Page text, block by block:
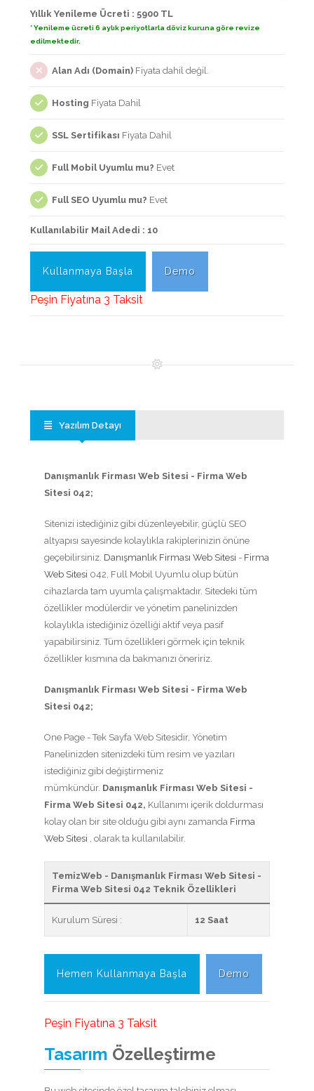
Yıllık Yenileme Ücreti : 5900 TL
* Yenileme ücreti 6 aylık periyotlarla döviz kuruna göre revize
edilmektedir.
Alan Adı (Domain) Fiyata dahil değil.
Hosting Fiyata Dahil
SSL Sertifikası Fiyata Dahil
Full Mobil Uyumlu mu? Evet
Full SEO Uyumlu mu? Evet
Kullanılabilir Mail Adedi : 10
Kullanmaya Başla Demo
Peşin Fiyatına 3 Taksit
Yazılım Detayı
Danışmanlık Firması Web Sitesi - Firma Web
Sitesi 042;
Sitenizi istediğiniz gibi düzenleyebilir, güçlü SEO
altyapısı sayesinde kolaylıkla rakiplerinizin önüne
geçebilirsiniz. Danışmanlık Firması Web Sitesi - Firma
Web Sitesi 042, Full Mobil Uyumlu olup bütün
cihazlarda tam uyumla çalışmaktadır. Sitedeki tüm
özellikler modülerdir ve yönetim panelinizden
kolaylıkla istediğiniz özelliği aktif veya pasif
yapabilirsiniz. Tüm özellikleri görmek için teknik
özellikler kısmına da bakmanızı öneririz.
Danışmanlık Firması Web Sitesi - Firma Web
Sitesi 042;
One Page - Tek Sayfa Web Sitesidir, Yönetim
Panelinizden sitenizdeki tüm resim ve yazıları
istediğiniz gibi değiştirmeniz
mümkündür. Danışmanlık Firması Web Sitesi -
Firma Web Sitesi 042, Kullanımı içerik doldurması
kolay olan bir site olduğu gibi aynı zamanda Firma
Web Sitesi , olarak ta kullanılabilir.
TemizWeb - Danışmanlık Firması Web Sitesi -
Firma Web Sitesi 042 Teknik Özellikleri
Kurulum Süresi : 12 Saat
Hemen Kullanmaya Başla Demo
Peşin Fiyatına 3 Taksit
Tasarım Özelleştirme